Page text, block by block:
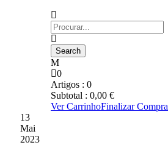
0
Artigos : 0
Subtotal : 0,00 €
Ver CarrinhoFinalizar Compra
13
Mai
2023